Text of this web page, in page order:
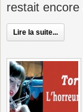
restait encore
Lire la suite...